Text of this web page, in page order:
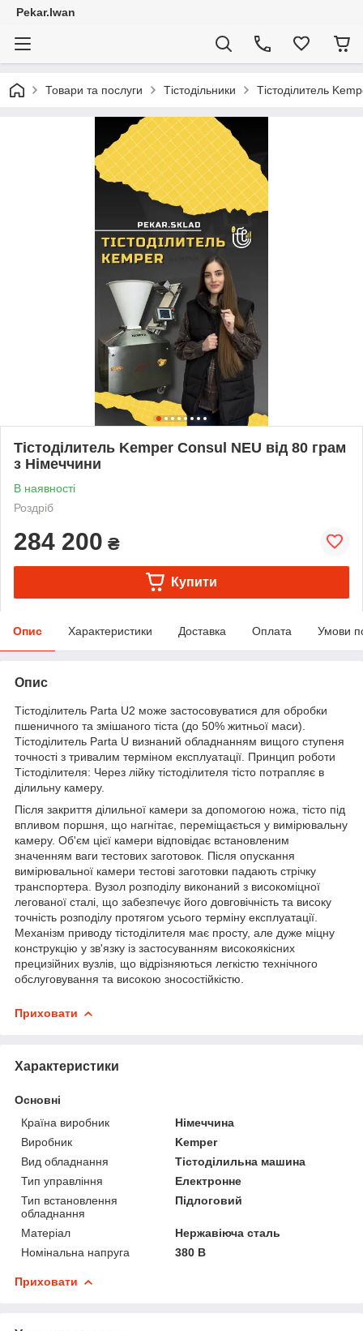
Pekar.Iwan
Товари та послуги Тістодільники Тістоділитель
Тістоділитель Kemper Consul NEU від 80 грам
з Німеччини
В наявності
Роздріб
284 200 ₴
Купити
Опис Характеристики Доставка Оплата Умови
Опис
Тістоділитель Parta U2 може застосовуватися для обробки
пшеничного та змішаного тіста (до 50% житньої маси).
Тістоділитель Parta U визнаний обладнанням вищого ступеня
точності з тривалим терміном експлуатації. Принцип роботи
Тістоділителя: Через лійку тістоділителя тісто потрапляє в
ділильну камеру.
Після закриття ділильної камери за допомогою ножа, тісто під
впливом поршня, що нагнітає, переміщається у вимірювальну
камеру. Об'єм цієї камери відповідає встановленим
значенням ваги тестових заготовок. Після опускання
вимірювальної камери тестові заготовки падають стрічку
транспортера. Вузол розподілу виконаний з високоміцної
легованої сталі, що забезпечує його довговічність та високу
точність розподілу протягом усього терміну експлуатації.
Механізм приводу тістоділителя має просту, але дуже міцну
конструкцію у зв'язку із застосуванням високоякісних
прецизійних вузлів, що відрізняються легкістю технічного
обслуговування та високою зносостійкістю.
Приховати
Характеристики
Основні
Країна виробник
Німеччина
Виробник
Kemper
Вид обладнання
Тістоділильна машина
Тип управління
Електронне
Тип встановлення
обладнання
Підлоговий
Матеріал
Нержавіюча сталь
Номінальна напруга
380 В
Приховати